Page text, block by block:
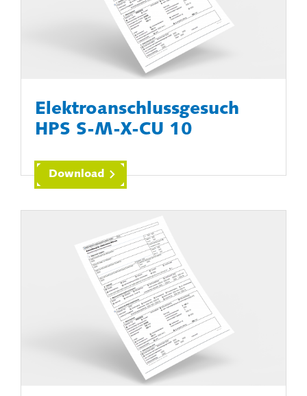
Elektroanschlussgesuch
HPS S-M-X-CU 10
Download